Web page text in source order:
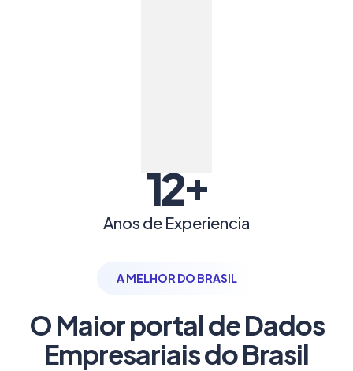
12+
Anos de Experiencia
A MELHOR DO BRASIL
O Maior portal de Dados
Empresariais do Brasil